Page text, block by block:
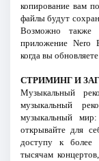
копирование вам
файлы будут
Возможно также
приложение Nero
когда вы
СТРИМИНГ И
Музыкальный
музыкальный
музыкальный
открывайте для
доступу к более
тысячам